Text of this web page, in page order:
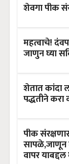
शेवगा पीक
महत्वाचे!
जाणुन घ्या
शेतात कांदा
पद्धतीने करा
पीक
सापळे,जाणून
वापर याबद्दल